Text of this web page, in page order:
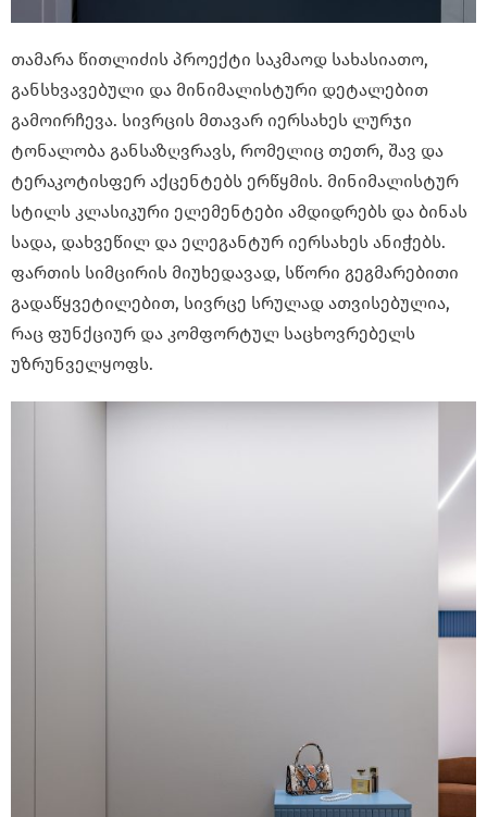
თამარა წითლიძის პროექტი საკმაოდ სახასიათო,
განსხვავებული და მინიმალისტური დეტალებით
გამოირჩევა. სივრცის მთავარ იერსახეს ლურჯი
ტონალობა განსაზღვრავს, რომელიც თეთრ, შავ და
ტერაკოტისფერ აქცენტებს ერწყმის. მინიმალისტურ
სტილს კლასიკური ელემენტები ამდიდრებს და ბინას
სადა, დახვეწილ და ელეგანტურ იერსახეს ანიჭებს.
ფართის სიმცირის მიუხედავად, სწორი გეგმარებითი
გადაწყვეტილებით, სივრცე სრულად ათვისებულია,
რაც ფუნქციურ და კომფორტულ საცხოვრებელს
უზრუნველყოფს.